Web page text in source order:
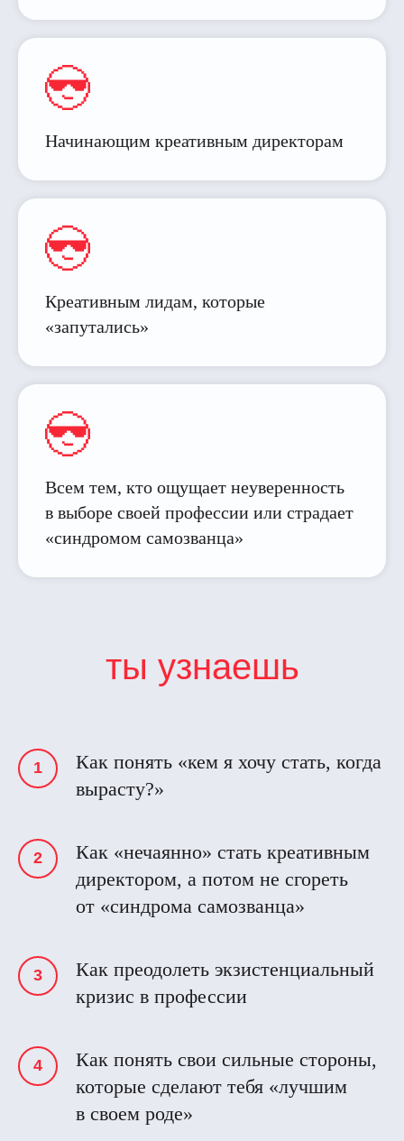
Начинающим креативным директорам
Креативным лидам, которые
«запутались»
Всем тем, кто ощущает неуверенность
в выборе своей профессии или страдает
«синдромом самозванца»
ты узнаешь
Как понять «кем я хочу стать, когда
вырасту?»
Как «нечаянно» стать креативным
директором, а потом не сгореть
от «синдрома самозванца»
Как преодолеть экзистенциальный
кризис в профессии
Как понять свои сильные стороны,
которые сделают тебя «лучшим
в своем роде»